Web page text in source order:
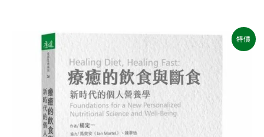
特價
原
始
價
格：
NT$500。
目
價
格：
NT$395。